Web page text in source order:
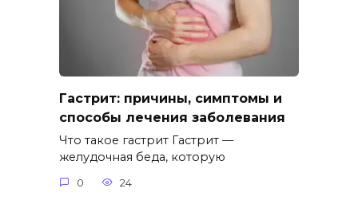
Гастрит: причины, симптомы и
способы лечения заболевания
Что такое гастрит Гастрит —
желудочная беда, которую
0 24